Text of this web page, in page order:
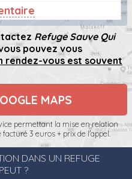
Refuge Sauve Qui
pouvez vous
rendez-vous est souvent
MAPS
permettant la mise en relation
3 euros + prix de l'appel.
DANS UN REFUGE
?